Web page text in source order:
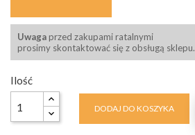
Uwaga przed zakupami ratalnymi
prosimy skontaktować się z obsługą sklepu.
Ilość
DODAJ DO KOSZYKA